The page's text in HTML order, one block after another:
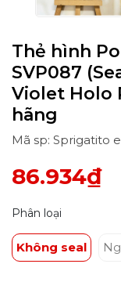
Thẻ hình
SVP087
Violet Holo
hãng
Mã sp: Sprigatito
86.934₫
Phân loại
Không seal